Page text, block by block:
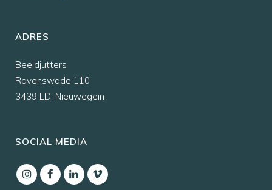
ADRES
Beeldjutters
Ravenswade 110
3439 LD, Nieuwegein
SOCIAL MEDIA